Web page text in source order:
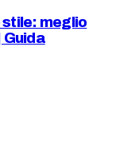
meglio
Guida